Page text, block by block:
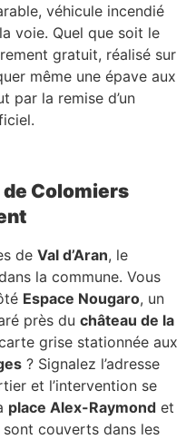
véhicule incendié
voie. Quel que soit le
gratuit, réalisé sur
même une épave aux
par la remise d’un
Colomiers
de Val d’Aran, le
la commune. Vous
Espace Nougaro, un
près du château de la
grise stationnée aux
? Signalez l’adresse
et l’intervention se
place Alex-Raymond et
sont couverts dans les